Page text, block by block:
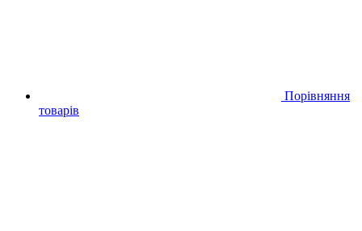
Порівняння
товарів